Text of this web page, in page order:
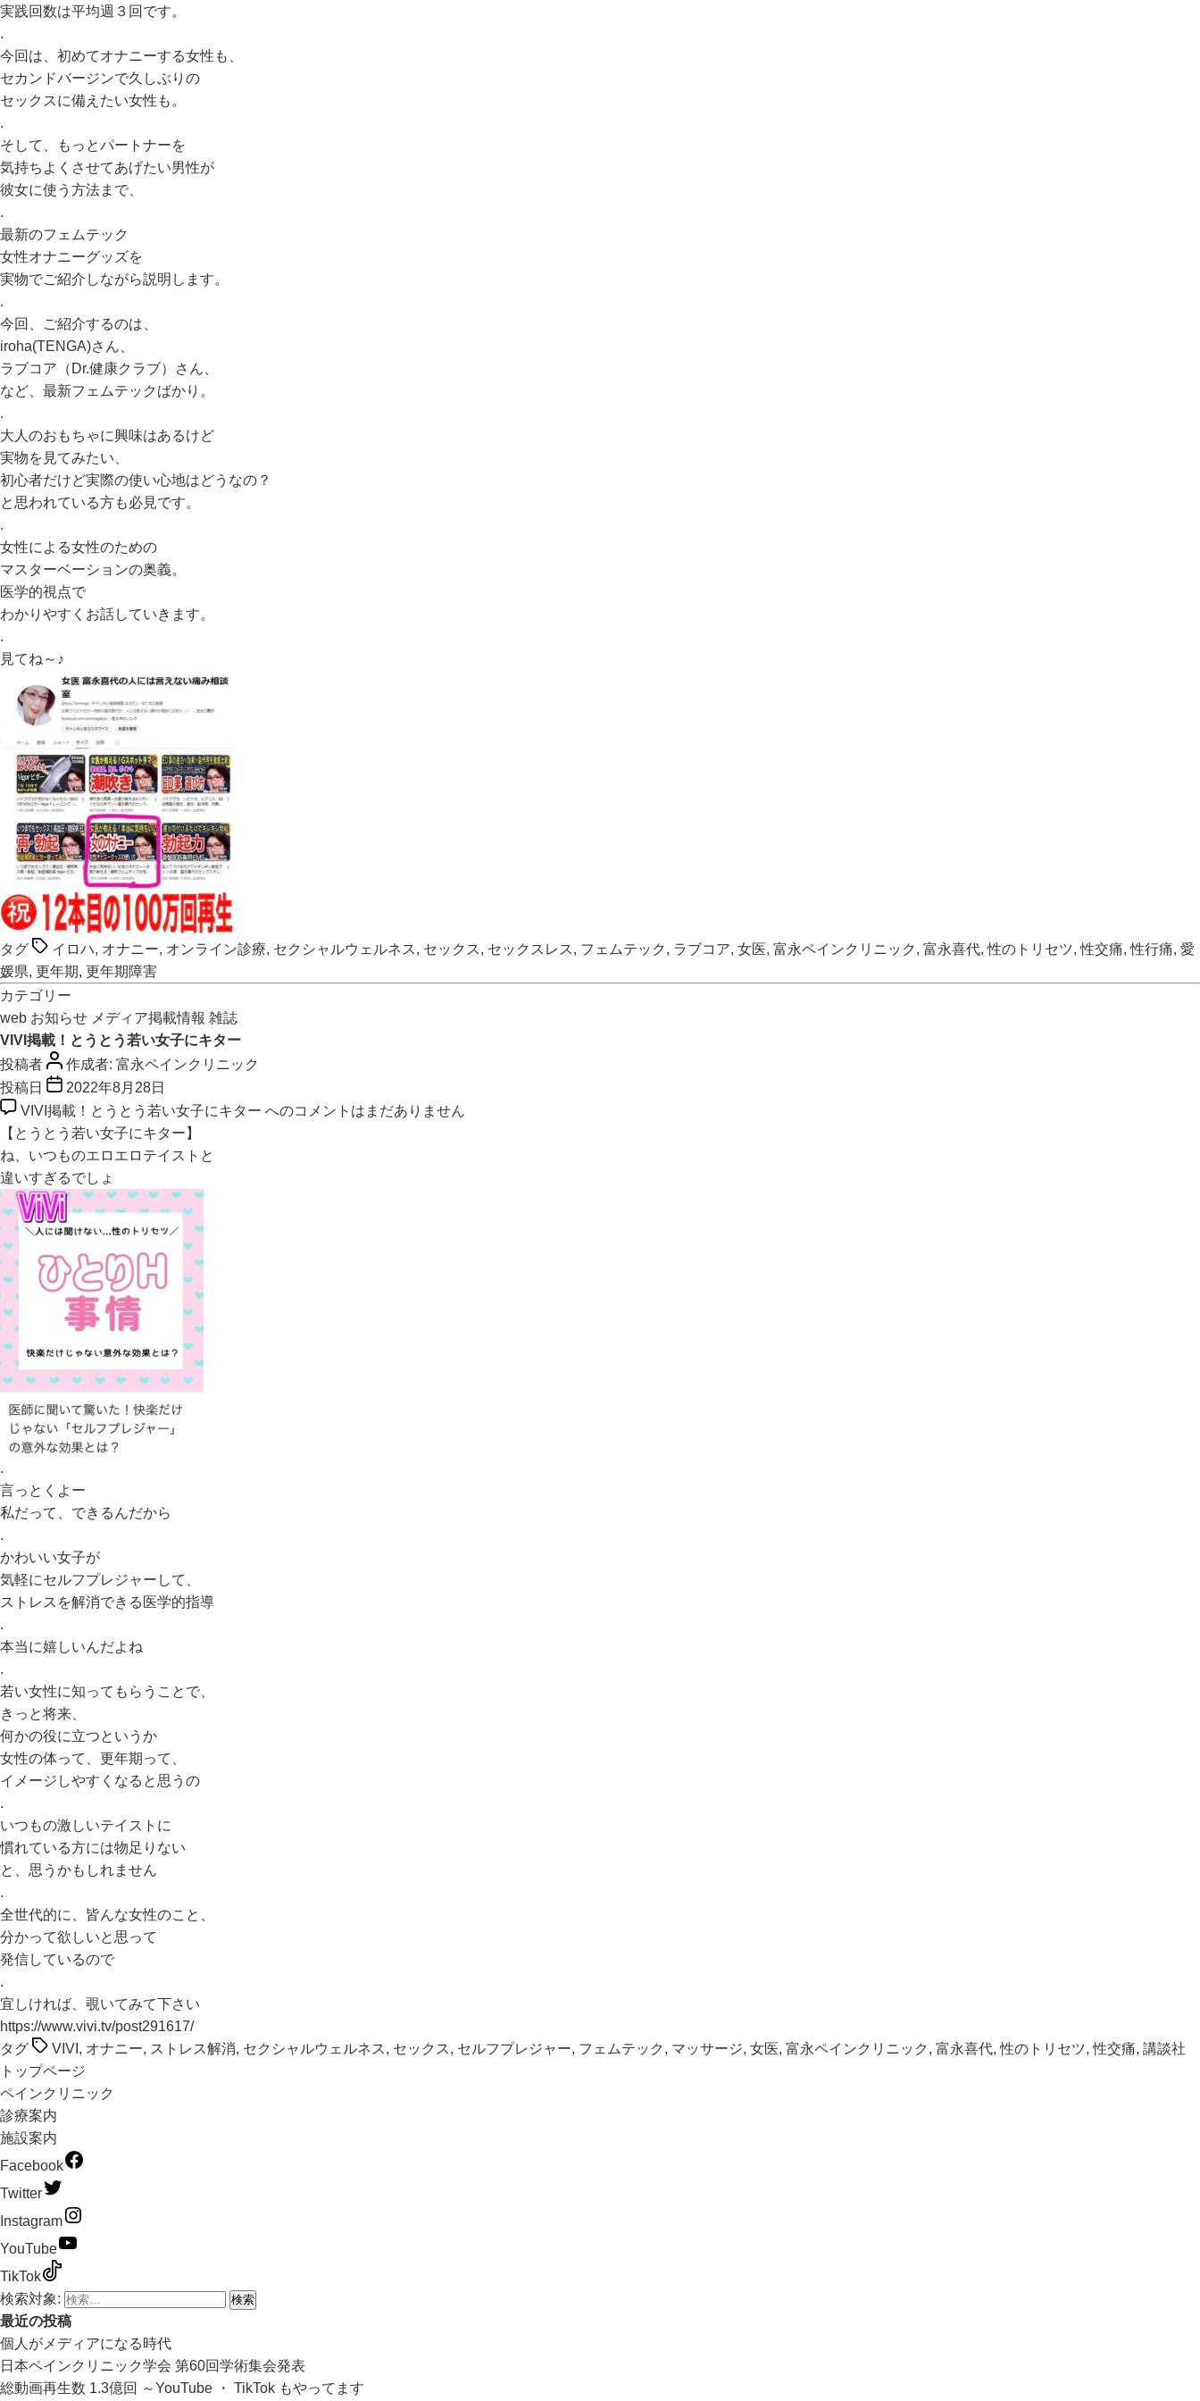
実践回数は平均週３回です。
.
今回は、初めてオナニーする女性も、
セカンドバージンで久しぶりの
セックスに備えたい女性も。
.
そして、もっとパートナーを
気持ちよくさせてあげたい男性が
彼女に使う方法まで、
.
最新のフェムテック
女性オナニーグッズを
実物でご紹介しながら説明します。
.
今回、ご紹介するのは、
iroha(TENGA)さん、
ラブコア（Dr.健康クラブ）さん、
など、最新フェムテックばかり。
.
大人のおもちゃに興味はあるけど
実物を見てみたい、
初心者だけど実際の使い心地はどうなの？
と思われている方も必見です。
.
女性による女性のための
マスターベーションの奥義。
医学的視点で
わかりやすくお話していきます。
.
見てね～♪
タグ イロハ, オナニー, オンライン診療, セクシャルウェルネス, セックス, セックスレス, フェムテック , ラブコア, 女医, 富永ペインクリニック , 富永喜代,性のトリセツ,性交痛,性行痛, 愛
媛県, 更年期, 更年期障害
カテゴリー
web お知らせ メディア掲載情報 雑誌
VIVI掲載！とうとう若い女子にキター
投稿者
作成者: 富永ペインクリニック
投稿日
2022年8月28日
VIVI掲載！とうとう若い女子にキター へのコメントはまだありません
【とうとう若い女子にキター】
ね、いつものエロエロテイストと
違いすぎるでしょ
.
言っとくよー
私だって、できるんだから
.
かわいい女子が
気軽にセルフプレジャーして、
ストレスを解消できる医学的指導
.
本当に嬉しいんだよね
.
若い女性に知ってもらうことで、
きっと将来、
何かの役に立つというか
女性の体って、更年期って、
イメージしやすくなると思うの
.
いつもの激しいテイストに
慣れている方には物足りない
と、思うかもしれません
.
全世代的に、皆んな女性のこと、
分かって欲しいと思って
発信しているので
.
宜しければ、覗いてみて下さい
https://www.vivi.tv/post291617/
タグ
VIVI , オナニー, ストレス解消, セクシャルウェルネス, セックス, セルフプレジャー, フェムテック , マッサージ, 女医, 富永ペインクリニック , 富永喜代,性のトリセツ,性交痛, 講談社
トップページ
ペインクリニック
診療案内
施設案内
Facebook
Twitter
Instagram
YouTube
TikTok
検索対象:
最近の投稿
個人がメディアになる時代
日本ペインクリニック学会 第60回学術集会発表
総動画再生数 1.3億回 ～YouTube ・ TikTok もやってます